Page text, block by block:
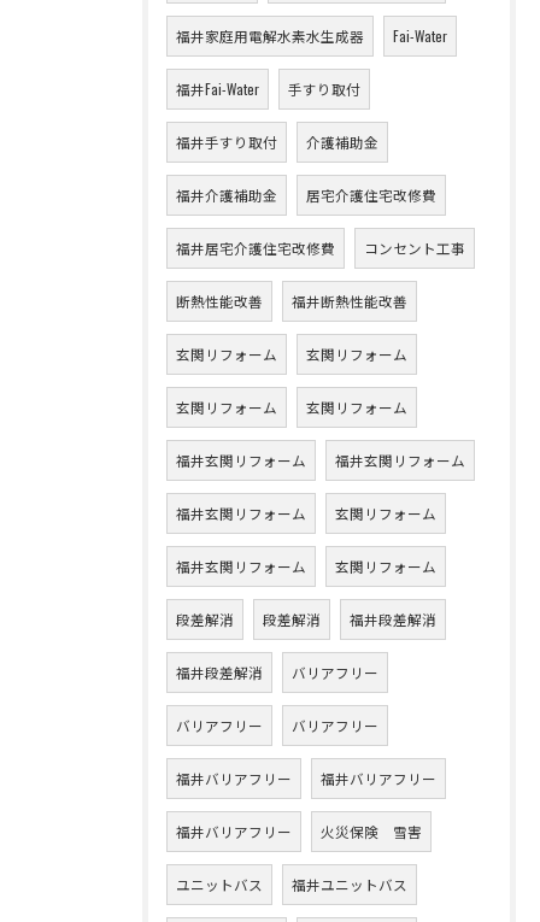
福井家庭用電解水素水生成器 Fai-Water
福井Fai-Water 手すり取付
福井手すり取付 介護補助金
福井介護補助金 居宅介護住宅改修費
福井居宅介護住宅改修費 コンセント工事
断熱性能改善 福井断熱性能改善
玄関リフォーム 玄関リフォーム
玄関リフォーム 玄関リフォーム
福井玄関リフォーム 福井玄関リフォーム
福井玄関リフォーム 玄関リフォーム
福井玄関リフォーム 玄関リフォーム
段差解消 段差解消 福井段差解消
福井段差解消 バリアフリー
バリアフリー バリアフリー
福井バリアフリー 福井バリアフリー
福井バリアフリー 火災保険 雪害
ユニットバス 福井ユニットバス